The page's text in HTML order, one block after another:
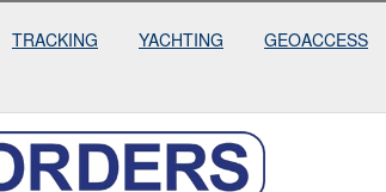
TRACKING YACHTING GEOACCESS